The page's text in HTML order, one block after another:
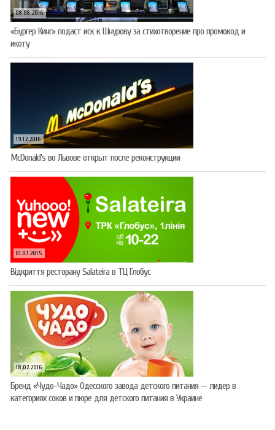
08.08.2016
«Бургер Кинг» подаст иск к Шнурову за стихотворение про промокод и
икоту
19.12.2016
McDonald’s во Львове открыт после реконструкции
01.07.2015
Відкриття ресторану Salateirа в ТЦ Глобус
18.02.2016
Бренд «Чудо-Чадо» Одесского завода детского питания — лидер в
категориях соков и пюре для детского питания в Украине